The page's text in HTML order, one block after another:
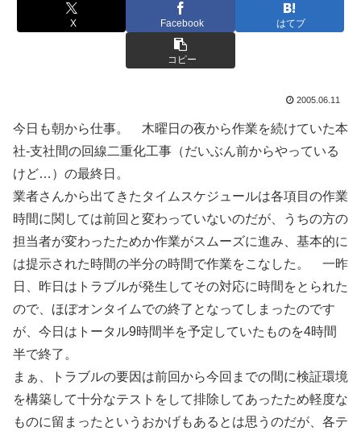
X Facebook はてブ
コピー
2005.06.11
今日も朝から仕事。 木曜日の夜から作業を続けていた本
社-支社間の回線二重化工事（だいぶん前からやっている
けど…）の最終日。
業者さんから出てきたタイムスケジュールは各項目の作業
時間に関しては前回と変わっていないのだが、うちの方の
担当者が変わったためか作業がスムーズに進み、基本的に
は提示された時間の半分の時間で作業をこなした。 一昨
日、昨日はトラブルが発生してその対応に時間をとられた
ので、ほぼオンタイムでの終了となってしまったのです
が、今日はトータル9時間半を予定していたものを4時間
半で終了。
まぁ、トラブルの要因は前回から今回までの間に検証環境
を構築して十分なテストをして排除してあったため軽度な
ものに留まったというおかげもあるとは思うのだが、各テ